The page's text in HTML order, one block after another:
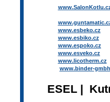
www.esbeko.cz
www.esbiko.cz
www.espoko.cz
www.esveko.cz
www.licotherm.cz
www.binder-
ESEL |